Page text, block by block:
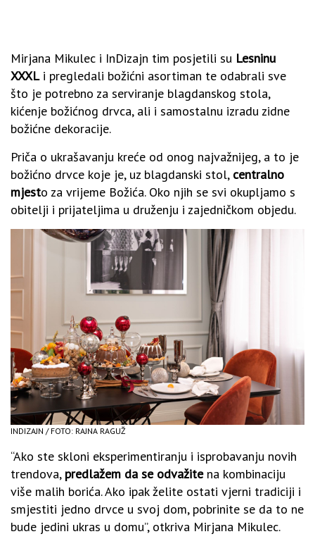
Mirjana Mikulec i InDizajn tim posjetili su Lesninu
XXXLi pregledali božićni asortiman te odabrali sve
što je potrebno za serviranje blagdanskog stola,
kićenje božićnog drvca, ali i samostalnu izradu zidne
božićne dekoracije.
Priča o ukrašavanju kreće od onog najvažnijeg, a to je
božićno drvce koje je, uz blagdanski stol, centralno
mjesto za vrijeme Božića. Oko njih se svi okupljamo s
obitelji i prijateljima u druženju i zajedničkom objedu.
INDIZAJN / FOTO: RAJNA RAGUŽ
“Ako ste skloni eksperimentiranju i isprobavanju novih
trendova, predlažem da se odvažitena kombinaciju
više malih borića. Ako ipak želite ostati vjerni tradiciji i
smjestiti jedno drvce u svoj dom, pobrinite se da to ne
bude jedini ukras u domu”, otkriva Mirjana Mikulec.